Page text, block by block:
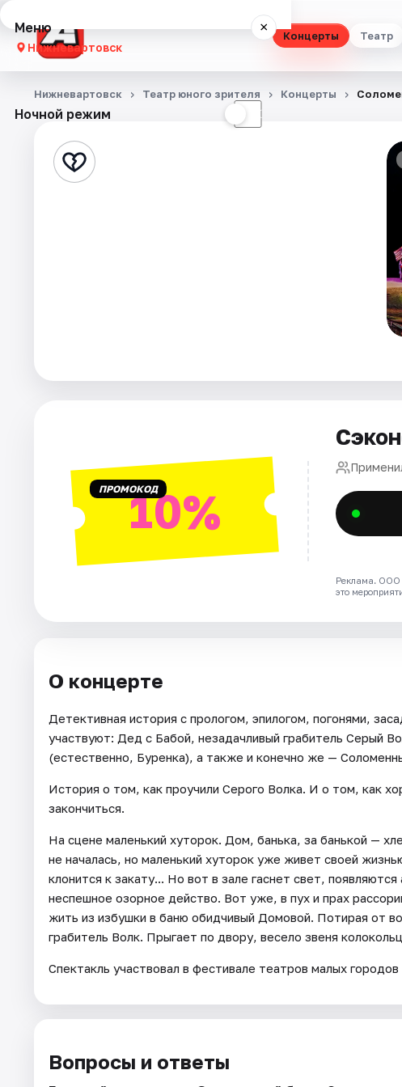
Концерты Театр
Меню ×
Нижневартовск
Концерты
Стендап
Ночной режим ☾
Нижневартовск Театр юного зрителя Концерты
ПРОМОКОД10%
Реклама. ООО
это
О концерте
Детективная история с прологом, эпилогом, погонями,
участвуют: Дед с Бабой, незадачливый грабитель Серый
(естественно, Буренка), а также и конечно же —
История о том, как проучили Серого Волка. И о том, как
закончиться.
На сцене маленький хуторок. Дом, банька, за банькой —
не началась, но маленький хуторок уже живет своей
клонится к закату... Но вот в зале гаснет свет,
неспешное озорное действо. Вот уже, в пух и прах
жить из избушки в баню обидчивый Домовой. Потирая от
грабитель Волк. Прыгает по двору, весело звеня
Спектакль участвовал в фестивале театров малых
Вопросы и ответы